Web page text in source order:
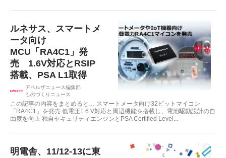
ルネサス、スマートメ
ータ向け
MCU「RA4C1」発
売 1.6V対応とRSIP
搭載、PSA L1取得
アペルザニュース編集部
ものづくりニュース
この記事の内容をまとめると… スマートメータ向け32ビットマイコン
「RA4C1」を発売 低電圧1.6 V対応と周辺機能を搭載し、電池駆動設計の自
由度を向上 独自セキュリティエンジンとPSA Certified Level...
明電舎、11/12-13に東